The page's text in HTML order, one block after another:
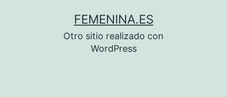
FEMENINA.ES
Otro sitio realizado con
WordPress